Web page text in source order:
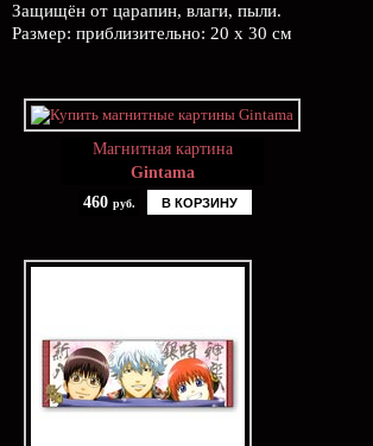
Защищён от царапин, влаги, пыли.
Размер: приблизительно: 20 х 30 см
Магнитная картина
Gintama
460 руб. В КОРЗИНУ